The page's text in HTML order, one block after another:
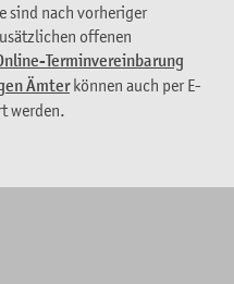
sind nach vorheriger
offenen
Terminvereinbarung
Ämterkönnen auch per E-
werden.